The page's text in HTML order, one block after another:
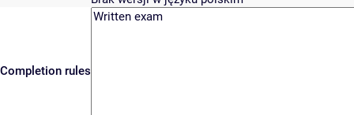
Completion rules